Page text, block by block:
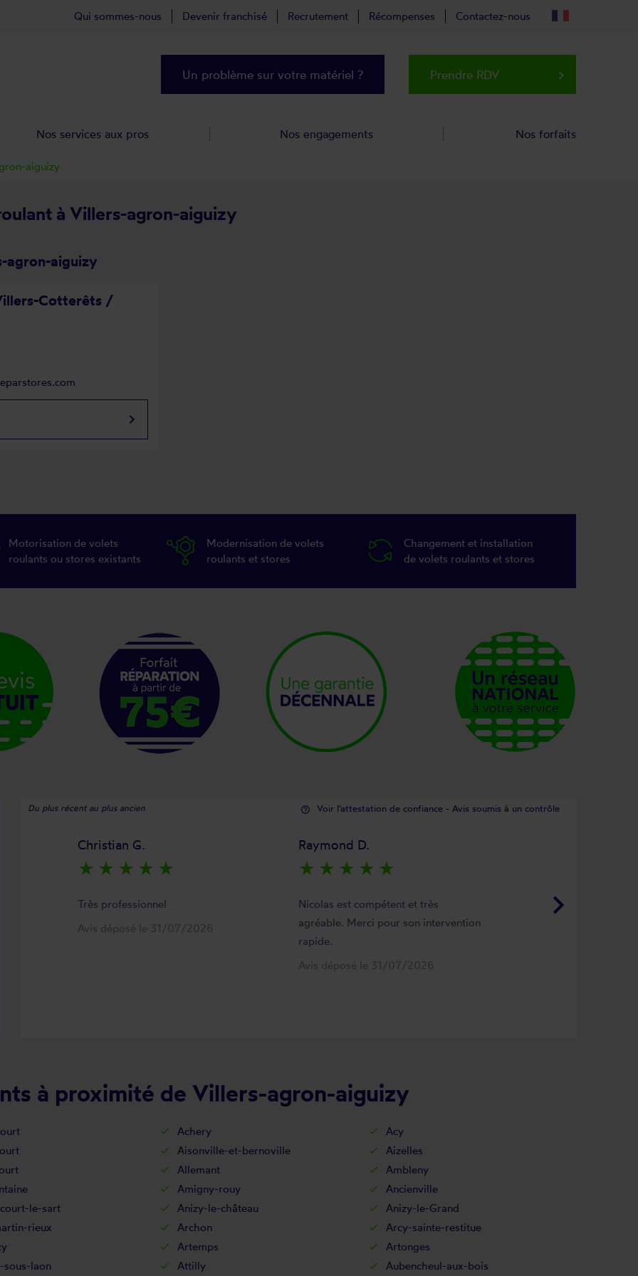
à Villers-agron-aiguizy
agron-aiguizy
Cotterêts /
keyboard_arrow_right
Motorisation de volets
roulants ou stores existants
Modernisation de volets
roulants et stores
Changement et installation
de volets roulants et stores
Du plus récent au plus ancien help_outline Voir l'attestation de confiance - Avis soumis à un contrôle
keyboard_arrow_right
Christian G.
star_rate star_rate star_rate star_rate star_rate
Très professionnel
Avis déposé le 31/07/2026
Raymond D.
star_rate star_rate star_rate star_rate star_rate
Nicolas est compétent et très
agréable. Merci pour son intervention
rapide.
Avis déposé le 31/07/2026
à proximité de Villers-agron-aiguizy
Achery
Acy
Aisonville-et-bernoville
Aizelles
Allemant
Ambleny
Amigny-rouy
Ancienville
le-sart Anizy-le-château
Anizy-le-Grand
rieux Archon
Arcy-sainte-restitue
Artemps
Artonges
sous-laon Attilly
Aubencheul-aux-bois
aiguizy
Qui sommes-nous Devenir franchisé Recrutement Récompenses Contactez-nous
Un problème sur votre matériel ? Prendre RDV keyboard_arrow_right
Nos services aux pros Nos engagements Nos forfaits